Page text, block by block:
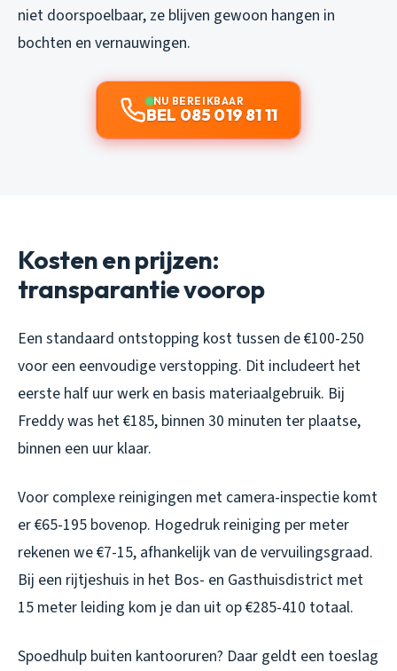
niet doorspoelbaar, ze blijven gewoon hangen in
bochten en vernauwingen.
NU BEREIKBAAR
BEL 085 019 81 11
Kosten en prijzen:
transparantie voorop
Een standaard ontstopping kost tussen de €100-250
voor een eenvoudige verstopping. Dit includeert het
eerste half uur werk en basis materiaalgebruik. Bij
Freddy was het €185, binnen 30 minuten ter plaatse,
binnen een uur klaar.
Voor complexe reinigingen met camera-inspectie komt
er €65-195 bovenop. Hogedruk reiniging per meter
rekenen we €7-15, afhankelijk van de vervuilingsgraad.
Bij een rijtjeshuis in het Bos- en Gasthuisdistrict met
15 meter leiding kom je dan uit op €285-410 totaal.
Spoedhulp buiten kantooruren? Daar geldt een toeslag